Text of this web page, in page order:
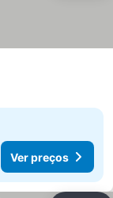
Ver preços